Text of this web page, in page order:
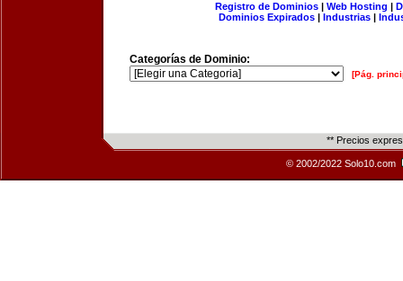
Registro de Dominios| Web Hosting |
Dominios Expirados | Industrias |
Categorías de Dominio:
[Pág.
** Precios
© 2002/2022 Solo10.com